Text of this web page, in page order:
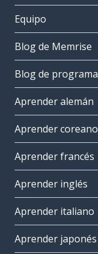
Equipo
Blog de Memrise
Blog de
Aprender alemán
Aprender coreano
Aprender francés
Aprender inglés
Aprender italiano
Aprender japonés